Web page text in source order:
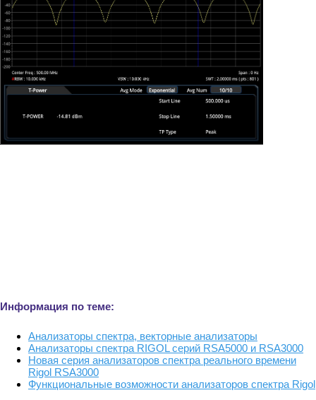
Информация по теме:
Анализаторы спектра, векторные анализаторы
Анализаторы спектра RIGOL серий RSA5000 и RSA3000
Новая серия анализаторов спектра реального времени
Rigol RSA3000
Функциональные возможности анализаторов спектра Rigol